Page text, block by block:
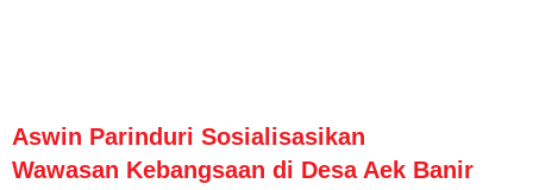
Aswin Parinduri Sosialisasikan
Wawasan Kebangsaan di Desa Aek Banir